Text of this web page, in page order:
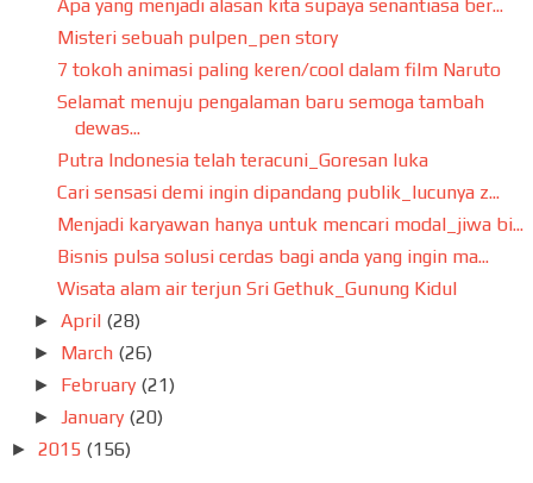
Apa yang menjadi alasan kita supaya senantiasa ber...
Misteri sebuah pulpen_pen story
7 tokoh animasi paling keren/cool dalam film Naruto
Selamat menuju pengalaman baru semoga tambah
dewas...
Putra Indonesia telah teracuni_Goresan luka
Cari sensasi demi ingin dipandang publik_lucunya z...
Menjadi karyawan hanya untuk mencari modal_jiwa bi...
Bisnis pulsa solusi cerdas bagi anda yang ingin ma...
Wisata alam air terjun Sri Gethuk_Gunung Kidul
►April (28)
► March (26)
► February (21)
►January (20)
► 2015 (156)